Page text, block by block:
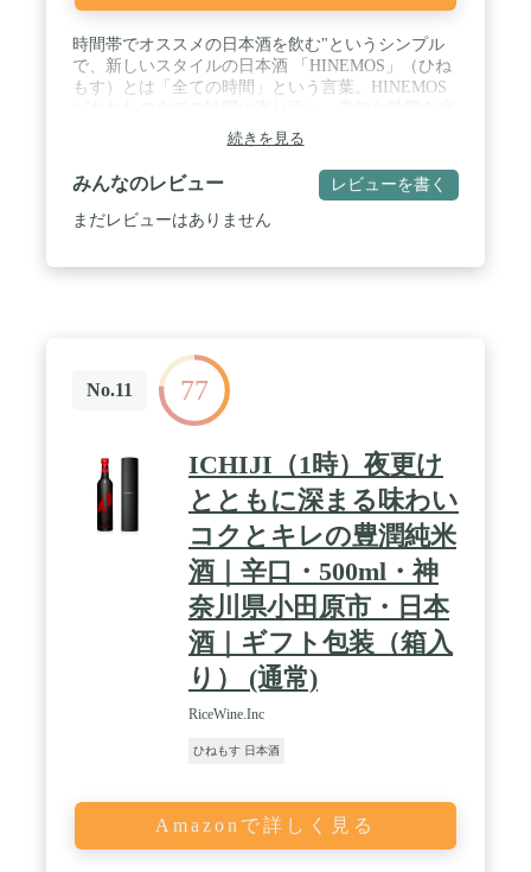
時間帯でオススメの日本酒を飲む"というシンプル
で、新しいスタイルの日本酒 「HINEMOS」（ひね
もす）とは「全ての時間」という言葉。HINEMOS
出します。 全時間帯を飲むと、自然にさまざまな種
類の日本酒を体験することができます。 ひとつひと
つの銘柄は全く異なる味わいです。スパークリン
グ、にごり酒、パイナップルやマスカットのような
フルーティーな香りがするもの、またはデザートワ
ないため、常温配送となります（一部商品除く）。
続きを見る
みんなのレビュー レビューを書く
まだレビューはありません
No.11 77
ICHIJI（1時）夜更け
とともに深まる味わい
コクとキレの豊潤純米
酒｜辛口・500ml・神
奈川県小田原市・日本
酒｜ギフト包装（箱入
り） (通常)
RiceWine.Inc
ひねもす 日本酒
Amazonで詳しく見る